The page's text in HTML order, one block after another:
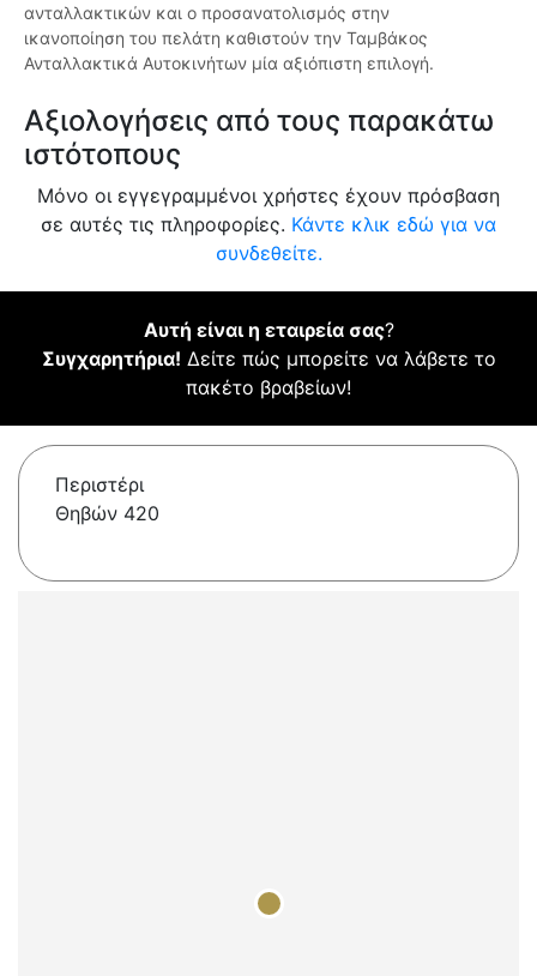
ανταλλακτικών και ο προσανατολισμός στην
ικανοποίηση του πελάτη καθιστούν την Ταμβάκος
Ανταλλακτικά Αυτοκινήτων μία αξιόπιστη επιλογή.
Αξιολογήσεις από τους παρακάτω
ιστότοπους
Μόνο οι εγγεγραμμένοι χρήστες έχουν πρόσβαση
σε αυτές τις πληροφορίες. Κάντε κλικ εδώ για να
συνδεθείτε.
Αυτή είναι η εταιρεία σας?
Συγχαρητήρια! Δείτε πώς μπορείτε να λάβετε το
πακέτο βραβείων!
Περιστέρι
Θηβών 420